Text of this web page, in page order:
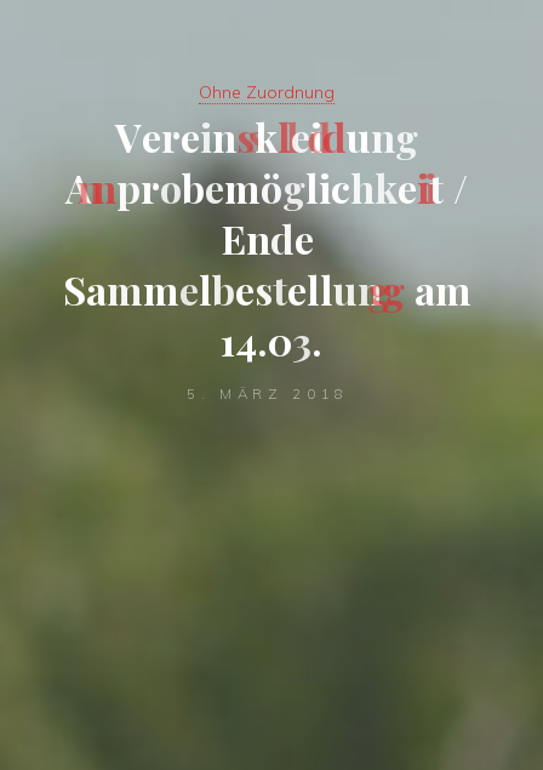
Ohne Zuordnung
Vereinskleidung
Anprobemöglichkeit /
Ende
Sammelbestellungam
14.03.
5. MÄRZ 2018